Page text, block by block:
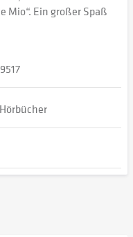
Mio“. Ein großer Spaß